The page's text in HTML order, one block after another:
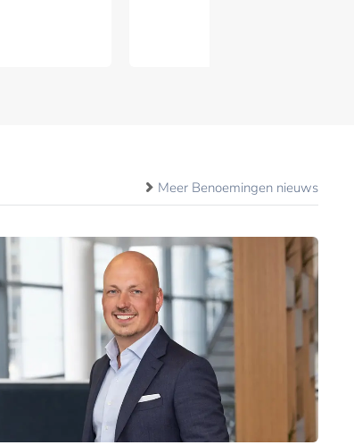
Meer Benoemingen nieuws